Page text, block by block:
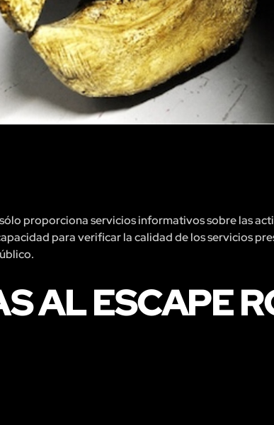
proporciona servicios informativos sobre las
para verificar la calidad de los servicios
AL ESCAPE